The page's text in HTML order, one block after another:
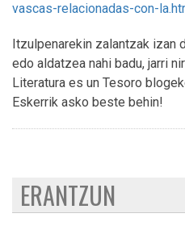
vascas-relacionadas-con-
Itzulpenarekin zalantzak izan
edo aldatzea nahi badu, jarri
Literatura es un Tesoro
Eskerrik asko beste behin!
ERANTZUN